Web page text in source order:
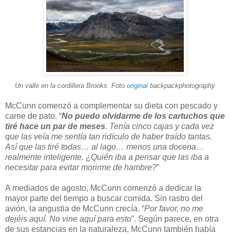
Un valle en la cordillera Brooks. Foto original backpackphotography
McCunn comenzó a complementar su dieta con pescado y
carne de pato. “No puedo olvidarme de los cartuchos que
tiré hace un par de meses. Tenía cinco cajas y cada vez
que las veía me sentía tan ridículo de haber traído tantas.
Así que las tiré todas… al lago… menos una docena…
realmente inteligente. ¿Quién iba a pensar que las iba a
necesitar para evitar morirme de hambre?”
A mediados de agosto, McCunn comenzó a dedicar la
mayor parte del tiempo a buscar comida. Sin rastro del
avión, la angustia de McCunn crecía. “Por favor, no me
dejéis aquí. No vine aquí para esto”. Según parece, en otra
de sus estancias en la naturaleza, McCunn también había